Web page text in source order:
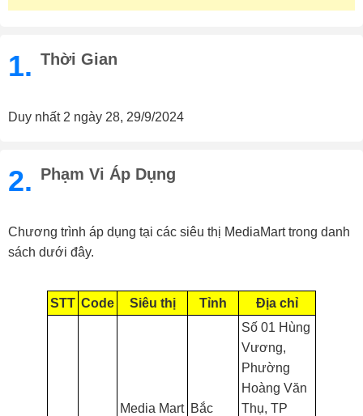
1. Thời Gian
Duy nhất 2 ngày 28, 29/9/2024
2. Phạm Vi Áp Dụng
Chương trình áp dụng tại các siêu thị MediaMart trong danh
sách dưới đây.
STT Code Siêu thị Tỉnh Địa chỉ
Media Mart Bắc
Số 01 Hùng
Vương,
Phường
Hoàng Văn
Thụ, TP